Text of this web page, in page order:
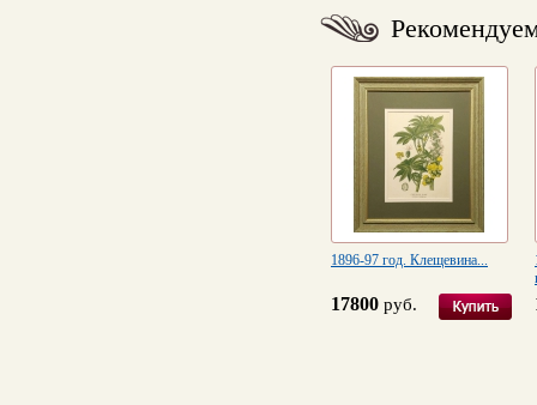
1896-97 год. Клещевина...
17800 руб.